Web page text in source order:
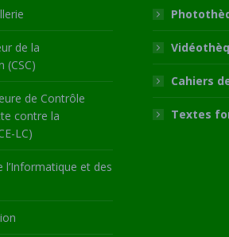
de la
(CSC)
de Contrôle
contre la
LC)
l’Informatique et des
Cahiers
Textes